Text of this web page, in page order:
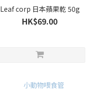
Leaf corp 日本蘋果乾 50g
HK$69.00